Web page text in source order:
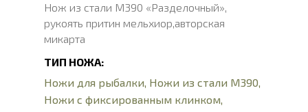
Нож из стали М390 «Разделочный»,
рукоять притин мельхиор,авторская
микарта
ТИП НОЖА:
Ножи для рыбалки, Ножи из стали М390,
Ножи с фиксированным клинком,